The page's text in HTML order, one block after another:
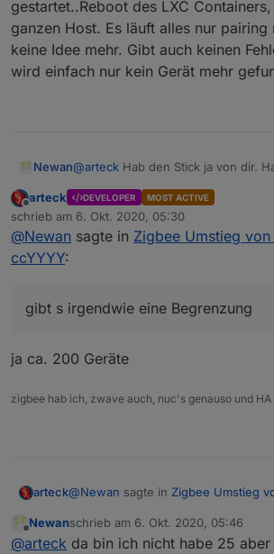
gestartet..Reboot des LXC
ganzen Host. Es läuft alles nur pairing
keine Idee mehr. Gibt auch keinen
wird einfach nur kein Gerät mehr
Newan@arteck Hab den Stick ja von dir.
Leider lassen sich seit gestern eine
anlernen, keine Chance...
Folgende Geräte getestet
Hue Birne
gestartet..Reboot des LXC
ganzen Host. Es läuft alles nur
wird einfach nur kein Gerät mehr
Offline
arteck DEVELOPER MOST ACTIVE
schrieb am 6. Okt. 2020, 05:30
zuletzt editiert von
@Newan sagte in Zigbee Umstieg
ccYYYY:
gibt s irgendwie eine Begrenzung
ja ca. 200 Geräte
zigbee hab ich, zwave auch, nuc's genauso und HA
arteck@Newan sagte in Zigbee Umstieg
gibt s irgendwie eine Begrenzung
Offline
Newanschrieb am 6. Okt. 2020, 05:46
zuletzt editiert von
@arteck da bin ich nicht habe 25